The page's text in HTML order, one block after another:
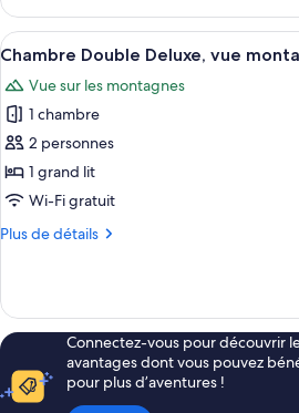
plusieurs
lits
le
type
de
Chambre
Familiale,
plusieurs
lits
Afficher
toutes
les
photos
pour
ce
type
chambre :
Deluxe,
vue
montagne
Un
2
Chambre Double Deluxe, vue
Vue sur les montagnes
1 chambre
2 personnes
1 grand lit
Wi-Fi gratuit
Plus de détails
Plus
le
type
de
chambre
Chambre
Connectez-vous pour découvrir
avantages dont vous pouvez
pour plus d’aventures !